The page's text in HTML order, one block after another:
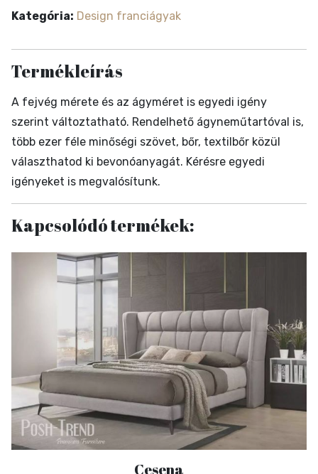
Kategória: Design franciágyak
Termékleírás
A fejvég mérete és az ágyméret is egyedi igény
szerint változtatható. Rendelhető ágyneműtartóval is,
több ezer féle minőségi szövet, bőr, textilbőr közül
választhatod ki bevonóanyagát. Kérésre egyedi
igényeket is megvalósítunk.
Kapcsolódó termékek:
Cesena